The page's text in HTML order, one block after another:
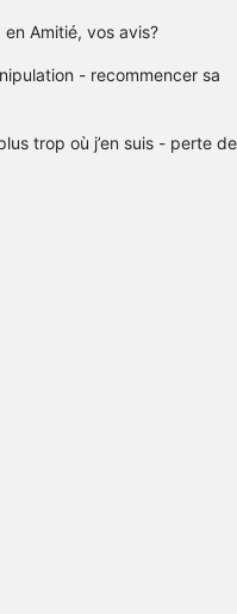
en Amitié, vos avis?
- recommencer sa
trop où j’en suis - perte de